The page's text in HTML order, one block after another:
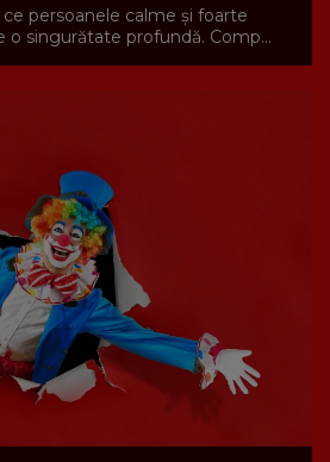
persoanele calme și foarte
o singurătate profundă. Comp...